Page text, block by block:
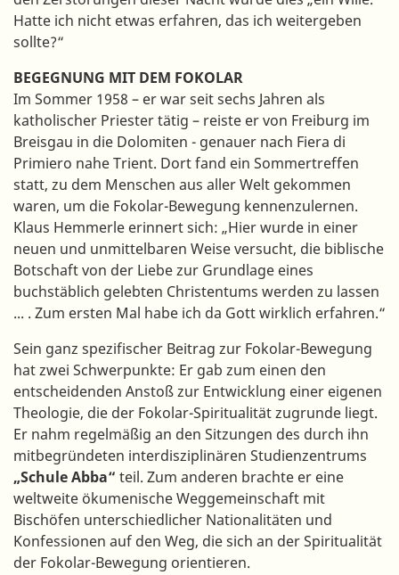
Hatte ich nicht etwas erfahren, das ich weitergeben
sollte?“
BEGEGNUNG MIT DEM FOKOLAR
Im Sommer 1958 – er war seit sechs Jahren als
katholischer Priester tätig – reiste er von Freiburg im
Breisgau in die Dolomiten - genauer nach Fiera di
Primiero nahe Trient. Dort fand ein Sommertreffen
statt, zu dem Menschen aus aller Welt gekommen
waren, um die Fokolar-Bewegung kennenzulernen.
Klaus Hemmerle erinnert sich: „Hier wurde in einer
neuen und unmittel­baren Weise versucht, die biblische
Botschaft von der Liebe zur Grundlage eines
buchstäblich gelebten Christentums werden zu las­sen
... . Zum ersten Mal habe ich da Gott wirklich erfahren.“
Sein ganz spezifischer Beitrag zur Fokolar-Bewegung
hat zwei Schwerpunkte: Er gab zum einen den
entscheidenden Anstoß zur Entwicklung einer eigenen
Theologie, die der Fokolar-Spiritualität zugrunde liegt.
Er nahm regelmäßig an den Sitzungen des durch ihn
mitbegründeten interdisziplinären Studienzentrums
„Schule Abba“ teil. Zum anderen brachte er eine
weltweite ökumenische Weggemeinschaft mit
Bischöfen unterschiedlicher Nationalitäten und
Konfessionen auf den Weg, die sich an der Spiritualität
der Fokolar-Bewegung orientieren.